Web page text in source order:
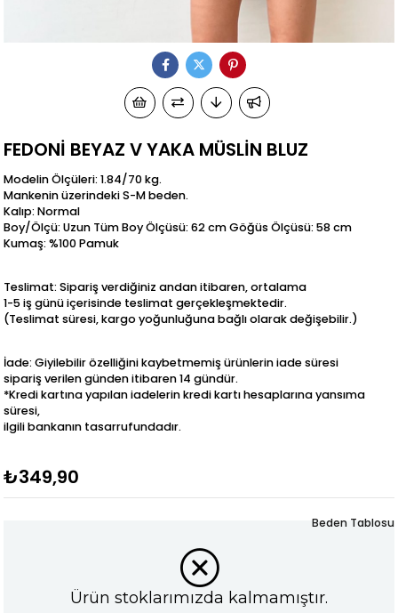
FEDONİ BEYAZ V YAKA MÜSLİN BLUZ
Modelin Ölçüleri: 1.84/70 kg.
Mankenin üzerindeki S-M beden.
Kalıp: Normal
Boy/Ölçü: Uzun Tüm Boy Ölçüsü: 62 cm Göğüs Ölçüsü: 58 cm
Kumaş: %100 Pamuk
Teslimat: Sipariş verdiğiniz andan itibaren, ortalama
1-5 iş günü içerisinde teslimat gerçekleşmektedir.
(Teslimat süresi, kargo yoğunluğuna bağlı olarak değişebilir.)
İade: Giyilebilir özelliğini kaybetmemiş ürünlerin iade süresi
sipariş verilen günden itibaren 14 gündür.
*Kredi kartına yapılan iadelerin kredi kartı hesaplarına yansıma
süresi,
ilgili bankanın tasarrufundadır.
₺349,90
Ürün stoklarımızda kalmamıştır.
Beden Tablosu